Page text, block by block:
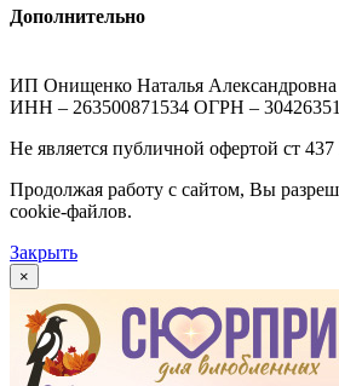
Дополнительно
ИП Онищенко Наталья Александровна
ИНН – 263500871534 ОГРН –
Не является публичной офертой ст
Продолжая работу с сайтом, Вы
cookie-файлов.
Закрыть
×